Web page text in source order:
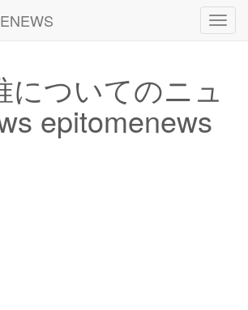
についてのニュ
epitomenews